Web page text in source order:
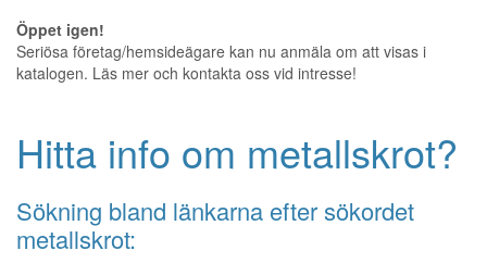
Öppet igen!
Seriösa företag/hemsideägare kan nu anmäla om att visas i
katalogen. Läs mer och kontakta oss vid intresse!
Hitta info om metallskrot?
Sökning bland länkarna efter sökordet
metallskrot: